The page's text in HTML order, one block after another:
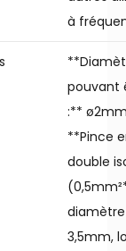
à
pouvant
:**
**Pince
double
3,5mm,